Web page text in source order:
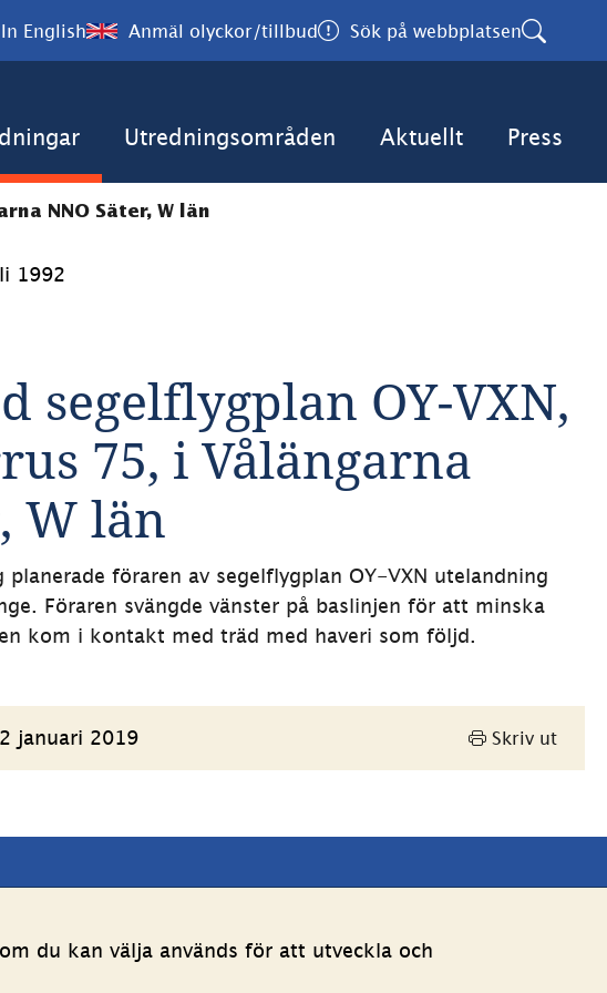
du kan välja används för att utveckla och
In English Anmäl olyckor/tillbud Sök på webbplatsen
Utredningsområden Aktuellt Press
NNO Säter, W län
1992
segelflygplan OY-VXN,
75, i Vålängarna
W län
föraren av segelflygplan OY-VXN utelandning
Föraren svängde vänster på baslinjen för att minska
kom i kontakt med träd med haveri som följd.
2 januari 2019 Skriv ut
Estoniawebb Länk till annan